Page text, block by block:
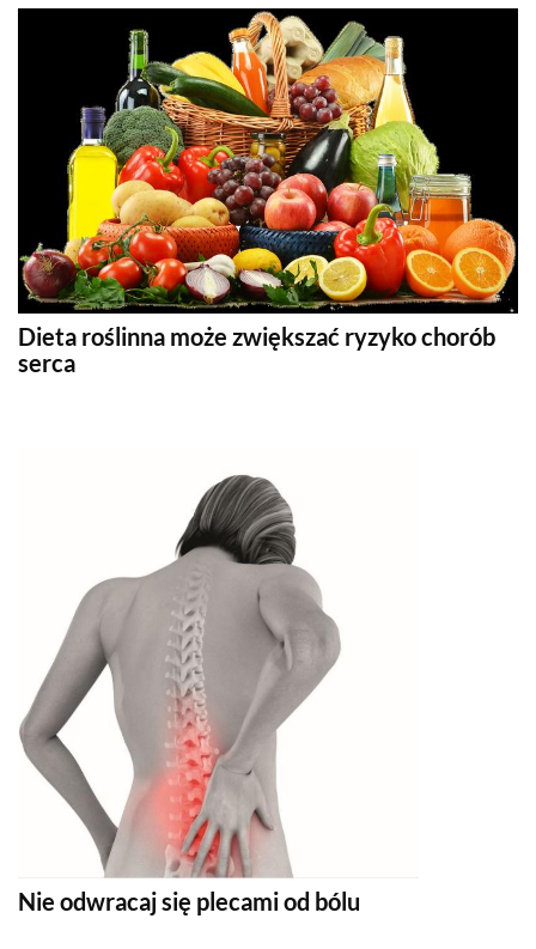
Dieta roślinna może zwiększać ryzyko chorób
serca
Nie odwracaj się plecami od bólu